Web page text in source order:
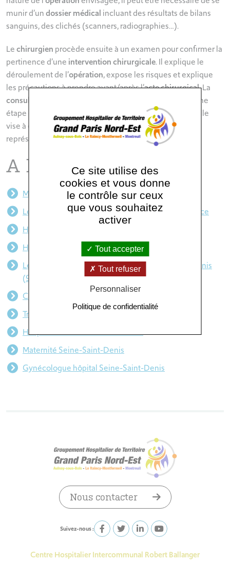
munir d’undossier médical incluant des résultats de bilans
sanguins, des clichés (scanners, radiographies…).
Lechirurgien procède ensuite à un examen pour confirmer la
pertinence d’une intervention chirurgicale. Il explique le
déroulement de l’opération, expose les risques et explique
les précautions à prendre avant/après l’acte chirurgical. La
consultation en chirurgie
réalisée dans le 93 est donc une
étape essentielle pour se préparer à uneintervention
. Elle
vise à écarter les contre-indications afin que l’opération
représente le plus faible risque possible.
A lire aussi
Mécénat santé ile de France
Les concours d’entrée aux IFSI/IFAS en Île-de-France
Hôpital Seine-Saint-Denis
Hôpital 93
Les meilleurs EHPAD publics de la Seine–Saint-Denis
(93)
Consultation chirurgie 93
Traitement cancer Seine-Saint-Denis
Hospitalisation Seine-Saint-Denis
Maternité Seine-Saint-Denis
Gynécologue hôpital Seine-Saint-Denis
Suivez-nous :
Nous contacter
Centre Hospitalier Intercommunal Robert Ballanger
Ce site utilise des
cookies et vous donne
le contrôle sur ceux
que vous souhaitez
activer
Tout accepter
Tout refuser
Personnaliser
Politique de confidentialité